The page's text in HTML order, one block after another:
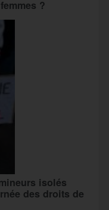
?
isolés
des droits de